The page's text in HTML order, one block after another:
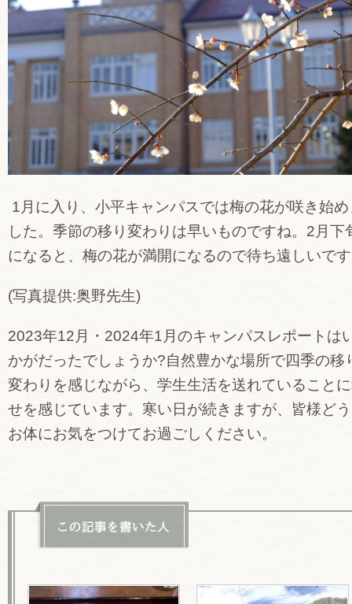
1月に入り、小平キャンパスでは梅の花が咲き始め
した。季節の移り変わりは早いものですね。2月下
になると、梅の花が満開になるので待ち遠しいで
(写真提供:奥野先生)
2023年12月・2024年1月のキャンパスレポートは
かがだったでしょうか?自然豊かな場所で四季の移
変わりを感じながら、学生生活を送れていること
せを感じています。寒い日が続きますが、皆様ど
お体にお気をつけてお過ごしください。